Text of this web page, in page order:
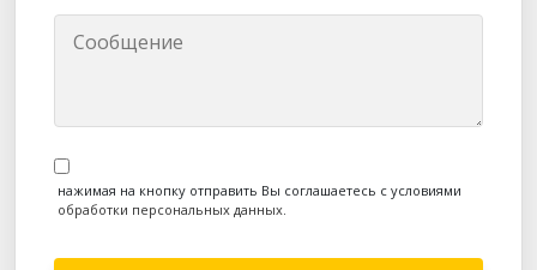
нажимая на кнопку отправить Вы соглашаетесь с условиями
обработки персональных данных.